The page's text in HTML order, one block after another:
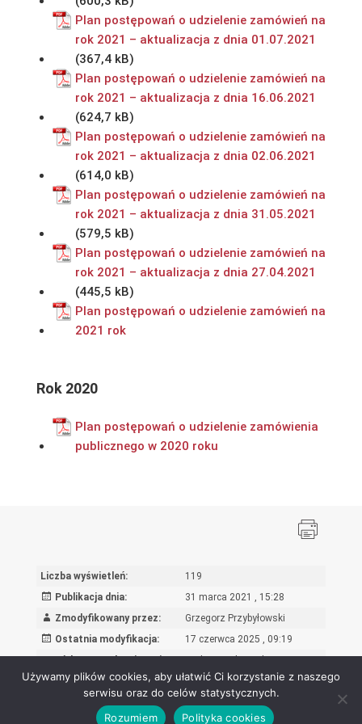
Plan postępowań o udzielenie zamówień na
rok 2021 – aktualizacja z dnia 01.07.2021
Plan postępowań o udzielenie zamówień na
rok 2021 – aktualizacja z dnia 16.06.2021
Plan postępowań o udzielenie zamówień na
rok 2021 – aktualizacja z dnia 02.06.2021
Plan postępowań o udzielenie zamówień na
rok 2021 – aktualizacja z dnia 31.05.2021
Plan postępowań o udzielenie zamówień na
rok 2021 – aktualizacja z dnia 27.04.2021
Plan postępowań o udzielenie zamówień na
2021 rok
Rok 2020
Plan postępowań o udzielenie zamówienia
publicznego w 2020 roku
Liczba wyświetleń:
119
Publikacja dnia:
31 marca 2021 , 15:28
Zmodyfikowany przez:
Grzegorz Przybyłowski
Ostatnia modyfikacja:
17 czerwca 2025 , 09:19
Powód wprowadzenia zmian:
Dodanie załącznika
Ośrodek Rozwoju Edukacji - Biuletyn Informacji Publicznej 2026
Używamy plików cookies, aby ułatwić Ci korzystanie z naszego
serwisu oraz do celów statystycznych.
Rozumiem
Polityka cookies